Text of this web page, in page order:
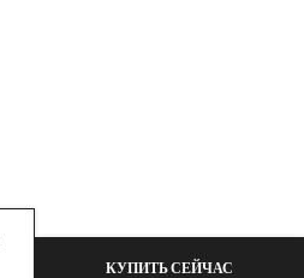
КУПИТЬ СЕЙЧАС